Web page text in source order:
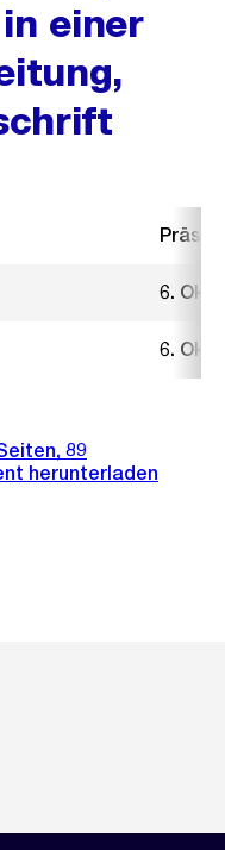
einer
6.
6.
89
herunterladen